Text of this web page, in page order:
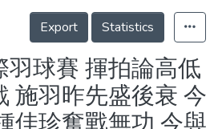
Details
Export
Statistics
羽球賽 揮拍論高低
施羽昨先盛後衰 今